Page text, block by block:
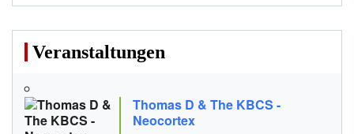
Veranstaltungen
Thomas D & The KBCS -
Neocortex